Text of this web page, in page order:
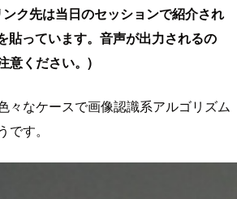
ク先は当日のセッションで紹介され
貼っています。音声が出力されるの
意ください。)
々なケースで画像認識系アルゴリズム
す。